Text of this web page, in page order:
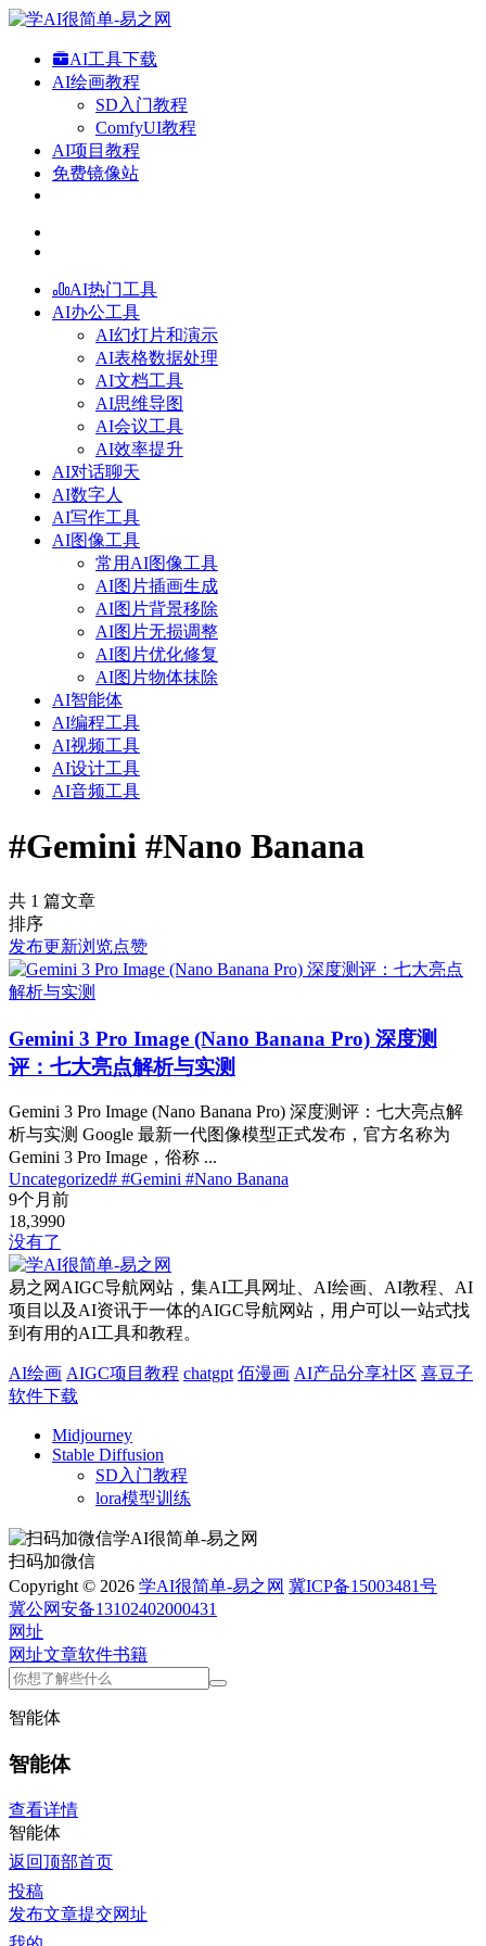
AI工具下载
AI绘画教程
SD入门教程
ComfyUI教程
AI项目教程
免费镜像站
AI热门工具
AI办公工具
AI幻灯片和演示
AI表格数据处理
AI文档工具
AI思维导图
AI会议工具
AI效率提升
AI对话聊天
AI数字人
AI写作工具
AI图像工具
常用AI图像工具
AI图片插画生成
AI图片背景移除
AI图片无损调整
AI图片优化修复
AI图片物体抹除
AI智能体
AI编程工具
AI视频工具
AI设计工具
AI音频工具
#Gemini #Nano Banana
共 1 篇文章
排序
发布更新浏览点赞
Gemini 3 Pro Image (Nano Banana Pro) 深度测
评：七大亮点解析与实测
Gemini 3 Pro Image (Nano Banana Pro) 深度测评：七大亮点解
析与实测 Google 最新一代图像模型正式发布，官方名称为
Gemini 3 Pro Image，俗称 ...
Uncategorized# #Gemini #Nano Banana
9个月前
18,3990
没有了
易之网AIGC导航网站，集AI工具网址、AI绘画、AI教程、AI
项目以及AI资讯于一体的AIGC导航网站，用户可以一站式找
到有用的AI工具和教程。
AI绘画 AIGC项目教程 chatgpt 佰漫画 AI产品分享社区 喜豆子
软件下载
Midjourney
Stable Diffusion
SD入门教程
lora模型训练
扫码加微信
Copyright © 2026 学AI很简单-易之网 冀ICP备15003481号
冀公网安备13102402000431
网址
网址文章软件书籍
智能体
智能体
查看详情
智能体
返回顶部首页
投稿
发布文章提交网址